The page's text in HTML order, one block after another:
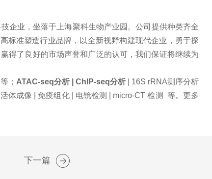
企业，坐落于上海聚科生物产业园。公司提供种类齐全
标准塑造行业品牌，以全新视野构建现代企业，勇于探
得了良好的市场声誉和广泛的认可，我们保证将继续为
； ATAC-seq分析 | ChIP-seq分析 | 16S rRNA测序分析
体成像 | 免疫组化 | 电镜检测 | micro-CT 检测 等。更多
下一篇